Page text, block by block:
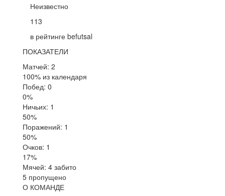
Неизвестно
113
в рейтинге befutsal
ПОКАЗАТЕЛИ
Матчей: 2
100% из календаря
Побед: 0
0%
Ничьих: 1
50%
Поражений: 1
50%
Очков: 1
17%
Мячей: 4 забито
5 пропущено
О КОМАНДЕ